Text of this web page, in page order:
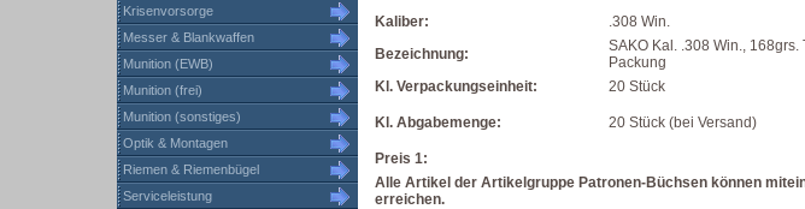
Krisenvorsorge
Messer & Blankwaffen
Munition (EWB)
Munition (frei)
Munition (sonstiges)
Optik & Montagen
Riemen & Riemenbügel
Serviceleistung
Kaliber:
.308 Win.
Bezeichnung:
SAKO Kal. .308 Win.,
Packung
Kl. Verpackungseinheit:
20 Stück
Kl. Abgabemenge: 20 Stück (bei Versand)
Preis 1:
Alle Artikel der Artikelgruppe Patronen-Büchsen können
erreichen.